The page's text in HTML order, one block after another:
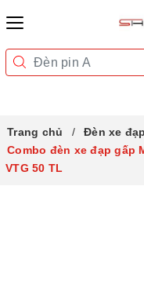
Trang chủ
Đèn xe đạp
Combo đèn xe đạp gấp
VTG 50 TL